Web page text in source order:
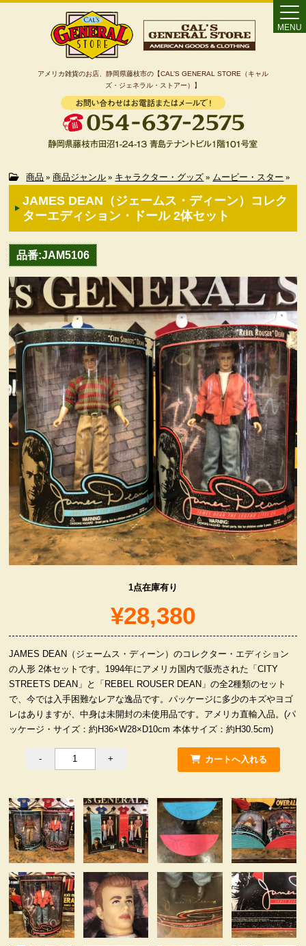
アメリカ雑貨のお店、静岡県藤枝市の【CAL’S GENERAL STORE（キャル
ズ・ジェネラル・ストアー）】
MENU
Home
カート
特定商取引法に基づく表記
カテゴリー検索
ヴィンテージ・グッズ
LIFE誌 企業広告切り抜き
ファイヤーキング他
コカコーラ・グッズ
カンパニー・グッズ
キャラクター・グッズ
喫煙具
服飾小物雑貨
商品 » 商品ジャンル » キャラクター・グッズ » ムービー・スター »
JAMES DEAN（ジェームス・ディーン）コレク
ターエディション・ドール 2体セット
品番:JAM5106
1点在庫有り
¥28,380
JAMES DEAN（ジェームス・ディーン）のコレクター・エディション
の人形 2体セットです。1994年にアメリカ国内で販売された「CITY
STREETS DEAN」と「REBEL ROUSER DEAN」の全2種類のセット
で、今では入手困難なレアな逸品です。パッケージに多少のキズやヨゴ
レはありますが、中身は未開封の未使用品です。アメリカ直輸入品。(パ
ッケージ・サイズ：約H36×W28×D10cm 本体サイズ：約H30.5cm)